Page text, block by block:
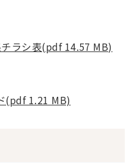
ラシ表(pdf 14.57 MB)
(pdf 1.21 MB)